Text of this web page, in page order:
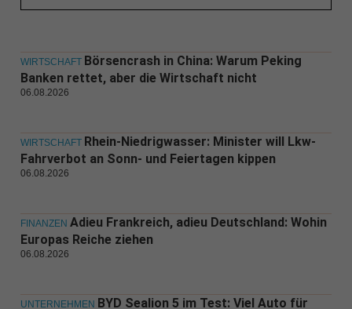
WIRTSCHAFT Börsencrash in China: Warum Peking
Banken rettet, aber die Wirtschaft nicht
06.08.2026
WIRTSCHAFT Rhein-Niedrigwasser: Minister will Lkw-
Fahrverbot an Sonn- und Feiertagen kippen
06.08.2026
FINANZEN Adieu Frankreich, adieu Deutschland: Wohin
Europas Reiche ziehen
06.08.2026
UNTERNEHMEN BYD Sealion 5 im Test: Viel Auto für